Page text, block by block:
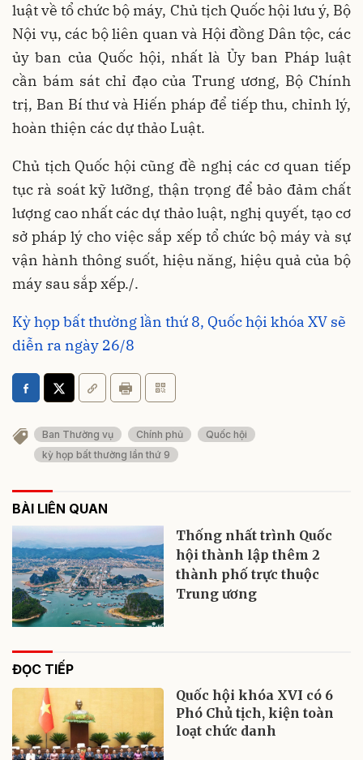
luật về tổ chức bộ máy, Chủ tịch Quốc hội lưu ý, Bộ
Nội vụ, các bộ liên quan và Hội đồng Dân tộc, các
ủy ban của Quốc hội, nhất là Ủy ban Pháp luật
cần bám sát chỉ đạo của Trung ương, Bộ Chính
trị, Ban Bí thư và Hiến pháp để tiếp thu, chỉnh lý,
hoàn thiện các dự thảo Luật.
Chủ tịch Quốc hội cũng đề nghị các cơ quan tiếp
tục rà soát kỹ lưỡng, thận trọng để bảo đảm chất
lượng cao nhất các dự thảo luật, nghị quyết, tạo cơ
sở pháp lý cho việc sắp xếp tổ chức bộ máy và sự
vận hành thông suốt, hiệu năng, hiệu quả của bộ
máy sau sắp xếp./.
Kỳ họp bất thường lần thứ 8, Quốc hội khóa XV sẽ
diễn ra ngày 26/8
Ban Thường vụ Chính phủ
Quốc hội
kỳ họp bất thường lần thứ 9
BÀI LIÊN QUAN
Thống nhất trình Quốc
hội thành lập thêm 2
thành phố trực thuộc
Trung ương
ĐỌC TIẾP
Quốc hội khóa XVI có 6
Phó Chủ tịch, kiện toàn
loạt chức danh